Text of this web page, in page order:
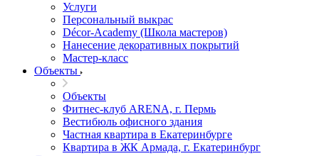
Услуги
Персональный выкрас
Décor-Academy (Школа мастеров)
Нанесение декоративных покрытий
Мастер-класс
Объекты
Объекты
Фитнес-клуб ARENA, г. Пермь
Вестибюль офисного здания
Частная квартира в Екатеринбурге
Квартира в ЖК Армада, г. Екатеринбург